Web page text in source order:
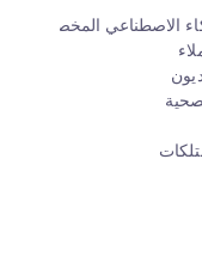
الاصطناعي المخصصة